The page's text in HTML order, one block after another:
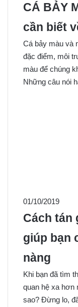
CÁ BẢY
cần biết
Cá bảy màu và
đặc điểm, môi
màu để chúng
Những câu nói
01/10/2019
Cách tán
giúp bạn
nàng
Khi bạn đã tìm
quan hệ xa hơn
sao? Đừng lo,